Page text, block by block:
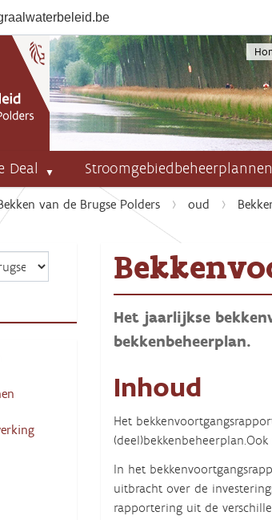
Deal Stroomgebiedbeheerplannen
van de Brugse Polders oud
Het jaarlijkse
bekkenbeheerplan.
Inhoud
Het
In het
uitbracht over de
rapportering uit de